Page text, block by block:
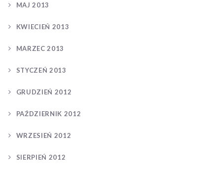
MAJ 2013
KWIECIEŃ 2013
MARZEC 2013
STYCZEŃ 2013
GRUDZIEŃ 2012
PAŹDZIERNIK 2012
WRZESIEŃ 2012
SIERPIEŃ 2012